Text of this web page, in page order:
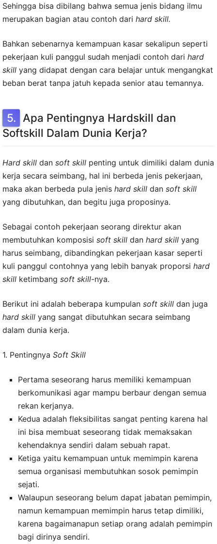
Sehingga bisa dibilang bahwa semua jenis bidang ilmu
merupakan bagian atau contoh dari hard skill.
Bahkan sebenarnya kemampuan kasar sekalipun seperti
pekerjaan kuli panggul sudah menjadi contoh dari hard
skill yang didapat dengan cara belajar untuk mengangkat
beban berat tanpa jatuh kepada senior atau temannya.
Apa Pentingnya Hardskill dan
Softskill Dalam Dunia Kerja?
Hard skill dan soft skill penting untuk dimiliki dalam dunia
kerja secara seimbang, hal ini berbeda jenis pekerjaan,
maka akan berbeda pula jenis hard skill dan soft skill
yang dibutuhkan, dan begitu juga proposinya.
Sebagai contoh pekerjaan seorang direktur akan
membutuhkan komposisi soft skill dan hard skill yang
harus seimbang, dibandingkan pekerjaan kasar seperti
kuli panggul contohnya yang lebih banyak proporsi hard
skill ketimbang soft skill-nya.
Berikut ini adalah beberapa kumpulan soft skill dan juga
hard skill yang sangat dibutuhkan secara seimbang
dalam dunia kerja.
1. Pentingnya Soft Skill
Pertama seseorang harus memiliki kemampuan
berkomunikasi agar mampu berbaur dengan semua
rekan kerjanya.
Kedua adalah fleksibilitas sangat penting karena hal
ini bisa membuat seseorang tidak memaksakan
kehendaknya sendiri dalam sebuah rapat.
Ketiga yaitu kemampuan untuk memimpin karena
semua organisasi membutuhkan sosok pemimpin
sejati.
Walaupun seseorang belum dapat jabatan pemimpin,
namun kemampuan memimpin harus tetap dimiliki,
karena bagaimanapun setiap orang adalah pemimpin
bagi dirinya sendiri.